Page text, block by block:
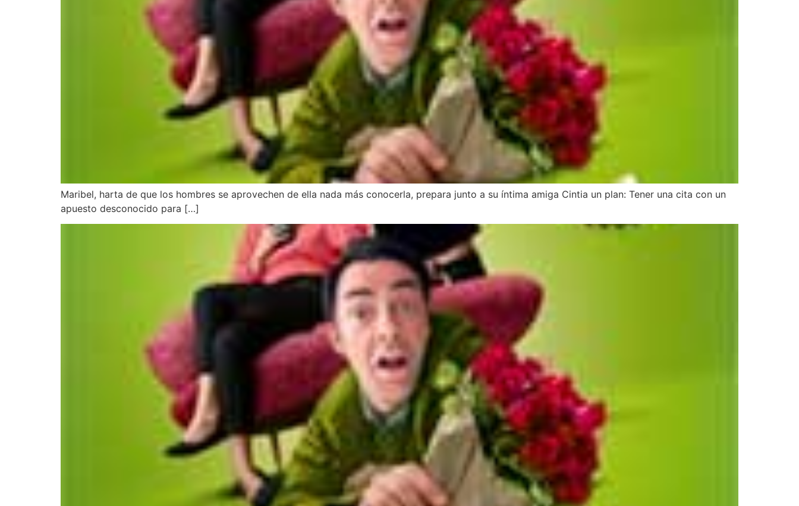
Maribel, harta de que los hombres se aprovechen de ella nada más conocerla, prepara junto a su íntima amiga Cintia un plan: Tener una cita con un
apuesto desconocido para […]